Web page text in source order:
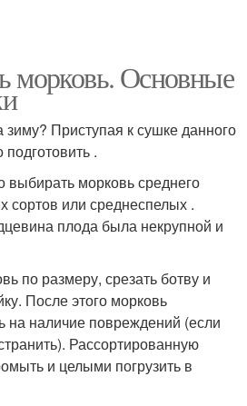
морковь. Основные
зиму? Приступая к сушке данного
.
морковь среднего
сортов или среднеспелых .
плода была некрупной и
по размеру, срезать ботву и
После этого морковь
на наличие повреждений (если
Рассортированную
и целыми погрузить в